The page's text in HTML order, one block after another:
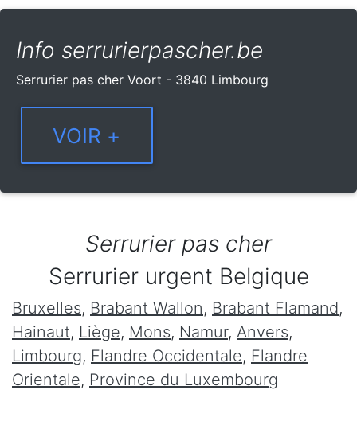
Info serrurierpascher.be
Serrurier pas cher Voort - 3840 Limbourg
Serrurier pas cher
Serrurier urgent Belgique
Bruxelles, Brabant Wallon, Brabant Flamand,
Hainaut, Liège, Mons, Namur, Anvers,
Limbourg, Flandre Occidentale, Flandre
Orientale, Province du Luxembourg